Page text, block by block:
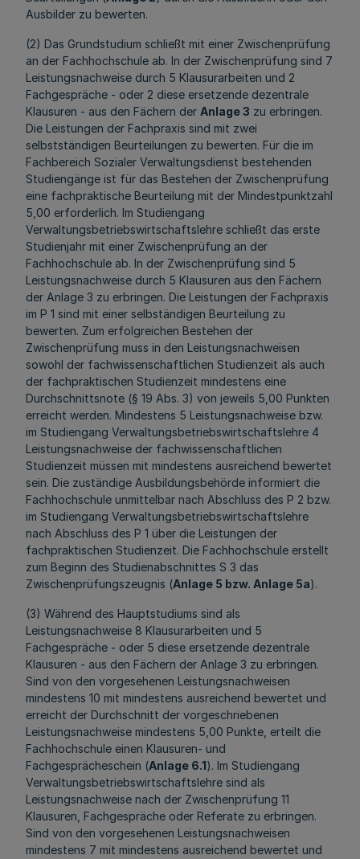
Ausbilder zu bewerten.
(2) Das Grundstudium schließt mit einer Zwischenprüfung
an der Fachhochschule ab. In der Zwischenprüfung sind 7
Leistungsnachweise durch 5 Klausurarbeiten und 2
Fachgespräche - oder 2 diese ersetzende dezentrale
Klausuren - aus den Fächern der Anlage 3 zu erbringen.
Die Leistungen der Fachpraxis sind mit zwei
selbstständigen Beurteilungen zu bewerten. Für die im
Fachbereich Sozialer Verwaltungsdienst bestehenden
Studiengänge ist für das Bestehen der Zwischenprüfung
eine fachpraktische Beurteilung mit der Mindestpunktzahl
5,00 erforderlich. Im Studiengang
Verwaltungsbetriebswirtschaftslehre schließt das erste
Studienjahr mit einer Zwischenprüfung an der
Fachhochschule ab. In der Zwischenprüfung sind 5
Leistungsnachweise durch 5 Klausuren aus den Fächern
der Anlage 3 zu erbringen. Die Leistungen der Fachpraxis
im P 1 sind mit einer selbständigen Beurteilung zu
bewerten. Zum erfolgreichen Bestehen der
Zwischenprüfung muss in den Leistungsnachweisen
sowohl der fachwissenschaftlichen Studienzeit als auch
der fachpraktischen Studienzeit mindestens eine
Durchschnittsnote (§ 19 Abs. 3) von jeweils 5,00 Punkten
erreicht werden. Mindestens 5 Leistungsnachweise bzw.
im Studiengang Verwaltungsbetriebswirtschaftslehre 4
Leistungsnachweise der fachwissenschaftlichen
Studienzeit müssen mit mindestens ausreichend bewertet
sein. Die zuständige Ausbildungsbehörde informiert die
Fachhochschule unmittelbar nach Abschluss des P 2 bzw.
im Studiengang Verwaltungsbetriebswirtschaftslehre
nach Abschluss des P 1 über die Leistungen der
fachpraktischen Studienzeit. Die Fachhochschule erstellt
zum Beginn des Studienabschnittes S 3 das
Zwischenprüfungszeugnis (Anlage 5 bzw. Anlage 5a).
(3) Während des Hauptstudiums sind als
Leistungsnachweise 8 Klausurarbeiten und 5
Fachgespräche - oder 5 diese ersetzende dezentrale
Klausuren - aus den Fächern der Anlage 3 zu erbringen.
Sind von den vorgesehenen Leistungsnachweisen
mindestens 10 mit mindestens ausreichend bewertet und
erreicht der Durchschnitt der vorgeschriebenen
Leistungsnachweise mindestens 5,00 Punkte, erteilt die
Fachhochschule einen Klausuren- und
Fachgesprächeschein (Anlage 6.1). Im Studiengang
Verwaltungsbetriebswirtschaftslehre sind als
Leistungsnachweise nach der Zwischenprüfung 11
Klausuren, Fachgespräche oder Referate zu erbringen.
Sind von den vorgesehenen Leistungsnachweisen
mindestens 7 mit mindestens ausreichend bewertet und